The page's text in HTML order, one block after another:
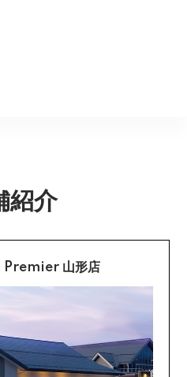
詳細はこちら
で負担いたします。返送希
後着払いでお送りくださ
はこちら
い 【無金利で最大
紹介
山形店